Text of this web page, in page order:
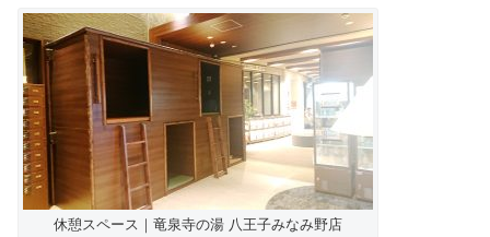
休憩スペース｜竜泉寺の湯 八王子みなみ野店